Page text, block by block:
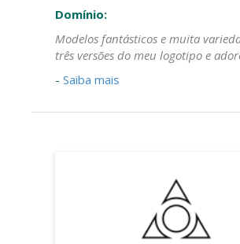
Domínio:
Modelos fantásticos e muita
três versões do meu logotipo e
- Saiba mais